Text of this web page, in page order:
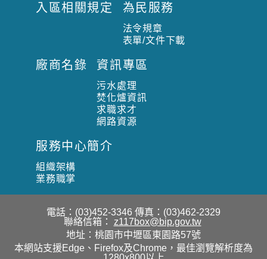
入區相關規定 為民服務
法令規章
表單/文件下載
廠商名錄 資訊專區
污水處理
焚化爐資訊
求職求才
網路資源
服務中心簡介
組織架構
業務職掌
電話：(03)452-3346 傳真：(03)462-2329
聯絡信箱：
z117box@bip.gov.tw
地址：桃園市中壢區東園路57號
本網站支援Edge、Firefox及Chrome，最佳瀏覽解析度為